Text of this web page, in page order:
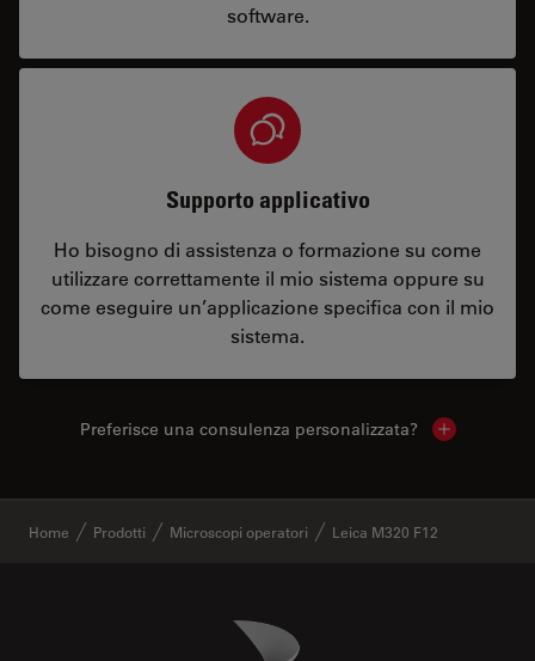
software.
Supporto applicativo
Ho bisogno di assistenza o formazione su come
utilizzare correttamente il mio sistema oppure su
come eseguire un’applicazione specifica con il mio
sistema.
Preferisce una consulenza personalizzata? Show local
Home Prodotti Microscopi operatori Leica M320 F12
Danaher Logo